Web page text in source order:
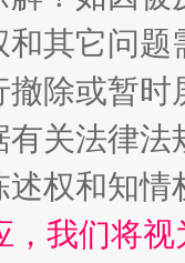
其它问题
除或暂
有关法律
权和知情
，我们将